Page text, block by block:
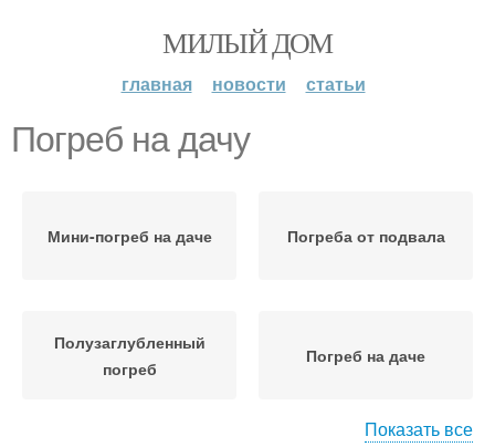
МИЛЫЙ ДОМ
главная новости статьи
Погреб на дачу
Мини-погреб на даче Погреба от подвала
Полузаглубленный
погреб
Погреб на даче
Показать все